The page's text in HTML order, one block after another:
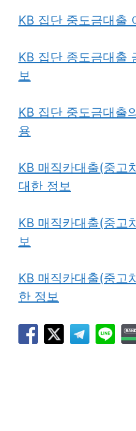
KB 집단 중도금대출
KB 집단 종도금대출
보
KB 집단 중도금대출
용
KB 매직카대출(중고
대한 정보
KB 매직카대출(중고
보
KB 매직카대출(중고
한 정보